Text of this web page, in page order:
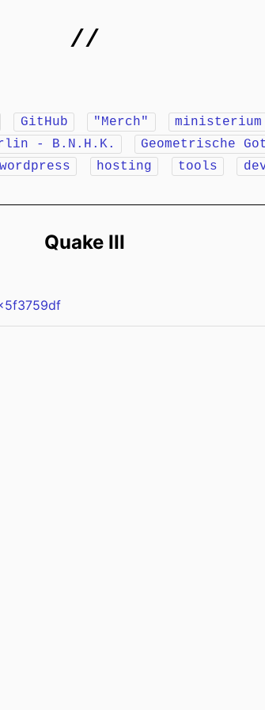
//
GitHub "Merch" ministerium
- B.N.H.K.
Geometrische
wordpress hosting tools
Quake III